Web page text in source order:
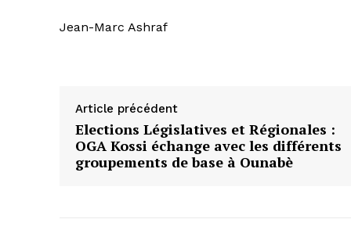
Jean-Marc Ashraf
Article précédent
Elections Législatives et Régionales :
OGA Kossi échange avec les différents
groupements de base à Ounabè